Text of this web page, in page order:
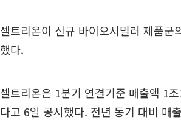
셀트리온이 신규 바이오시밀러 제품
했다.
셀트리온은 1분기 연결기준 매출액 1
다고 6일 공시했다. 전년 동기 대비 매